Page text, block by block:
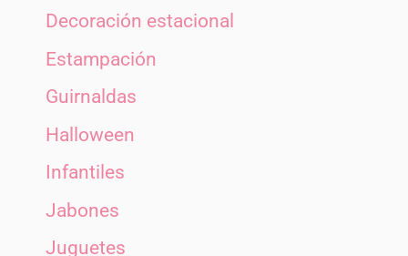
Decoración estacional
Estampación
Guirnaldas
Halloween
Infantiles
Jabones
Juguetes